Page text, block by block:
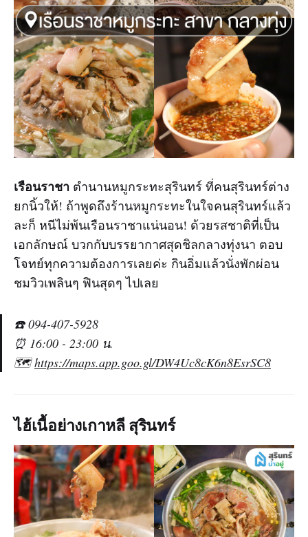
เรือนราชา ตำนานหมูกระทะสุรินทร์ ที่คนสุรินทร์ต่าง
ยกนิ้วให้! ถ้าพูดถึงร้านหมูกระทะในใจคนสุรินทร์แล้ว
ละก็ หนีไม่พ้นเรือนราชาแน่นอน! ด้วยรสชาติที่เป็น
เอกลักษณ์ บวกกับบรรยากาศสุดชิลกลางทุ่งนา ตอบ
โจทย์ทุกความต้องการเลยค่ะ กินอิ่มแล้วนั่งพักผ่อน
ชมวิวเพลินๆ ฟินสุดๆ ไปเลย
☎️ 094-407-5928
⏰ 16:00 - 23:00 น.
🗺️https://maps.app.goo.gl/DW4Uc8cK6n8EsrSC8
ไฮ้เนื้อย่างเกาหลี สุรินทร์